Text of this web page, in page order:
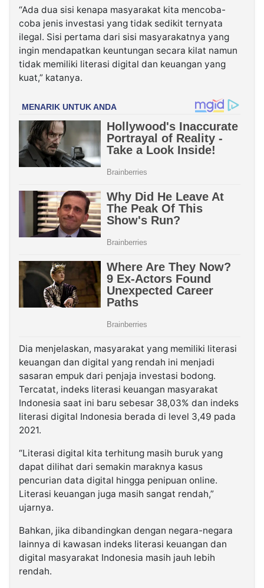
“Ada dua sisi kenapa masyarakat kita mencoba-
coba jenis investasi yang tidak sedikit ternyata
ilegal. Sisi pertama dari sisi masyarakatnya yang
ingin mendapatkan keuntungan secara kilat namun
tidak memiliki literasi digital dan keuangan yang
kuat,” katanya.
Dia menjelaskan, masyarakat yang memiliki literasi
keuangan dan digital yang rendah ini menjadi
sasaran empuk dari penjaja investasi bodong.
Tercatat, indeks literasi keuangan masyarakat
Indonesia saat ini baru sebesar 38,03% dan indeks
literasi digital Indonesia berada di level 3,49 pada
2021.
“Literasi digital kita terhitung masih buruk yang
dapat dilihat dari semakin maraknya kasus
pencurian data digital hingga penipuan online.
Literasi keuangan juga masih sangat rendah,”
ujarnya.
Bahkan, jika dibandingkan dengan negara-negara
lainnya di kawasan indeks literasi keuangan dan
digital masyarakat Indonesia masih jauh lebih
rendah.